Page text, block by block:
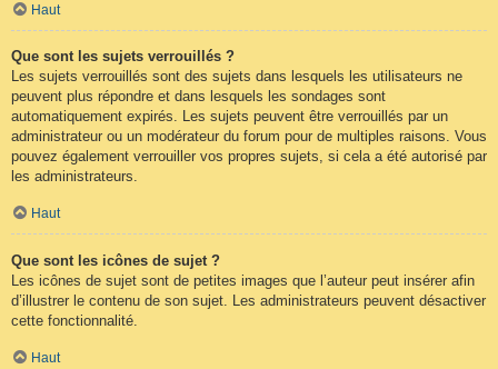
Haut
Que sont les sujets verrouillés ?
Les sujets verrouillés sont des sujets dans lesquels les utilisateurs ne
peuvent plus répondre et dans lesquels les sondages sont
automatiquement expirés. Les sujets peuvent être verrouillés par un
administrateur ou un modérateur du forum pour de multiples raisons. Vous
pouvez également verrouiller vos propres sujets, si cela a été autorisé par
les administrateurs.
Haut
Que sont les icônes de sujet ?
Les icônes de sujet sont de petites images que l’auteur peut insérer afin
d’illustrer le contenu de son sujet. Les administrateurs peuvent désactiver
cette fonctionnalité.
Haut